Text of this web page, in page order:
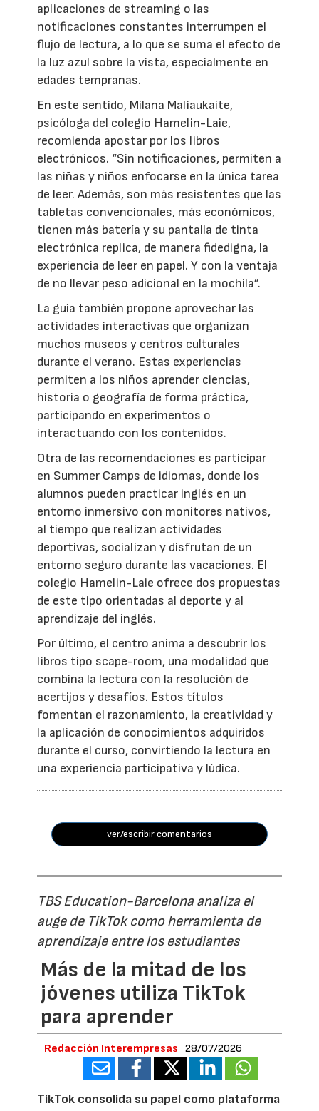
aplicaciones de streaming o las
notificaciones constantes interrumpen el
flujo de lectura, a lo que se suma el efecto de
la luz azul sobre la vista, especialmente en
edades tempranas.
En este sentido, Milana Maliaukaite,
psicóloga del colegio Hamelin-Laie,
recomienda apostar por los libros
electrónicos. “Sin notificaciones, permiten a
las niñas y niños enfocarse en la única tarea
de leer. Además, son más resistentes que las
tabletas convencionales, más económicos,
tienen más batería y su pantalla de tinta
electrónica replica, de manera fidedigna, la
experiencia de leer en papel. Y con la ventaja
de no llevar peso adicional en la mochila”.
La guía también propone aprovechar las
actividades interactivas que organizan
muchos museos y centros culturales
durante el verano. Estas experiencias
permiten a los niños aprender ciencias,
historia o geografía de forma práctica,
participando en experimentos o
interactuando con los contenidos.
Otra de las recomendaciones es participar
en Summer Camps de idiomas, donde los
alumnos pueden practicar inglés en un
entorno inmersivo con monitores nativos,
al tiempo que realizan actividades
deportivas, socializan y disfrutan de un
entorno seguro durante las vacaciones. El
colegio Hamelin-Laie ofrece dos propuestas
de este tipo orientadas al deporte y al
aprendizaje del inglés.
Por último, el centro anima a descubrir los
libros tipo scape-room, una modalidad que
combina la lectura con la resolución de
acertijos y desafíos. Estos títulos
fomentan el razonamiento, la creatividad y
la aplicación de conocimientos adquiridos
durante el curso, convirtiendo la lectura en
una experiencia participativa y lúdica.
ver/escribir comentarios
TBS Education-Barcelona analiza el
auge de TikTok como herramienta de
aprendizaje entre los estudiantes
Más de la mitad de los
jóvenes utiliza TikTok
para aprender
Redacción Interempresas 28/07/2026
TikTok consolida su papel como plataforma